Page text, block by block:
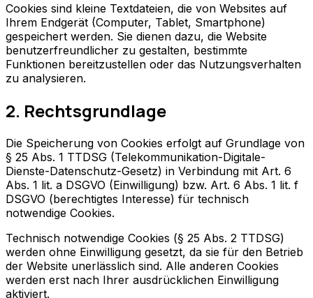
Cookies sind kleine Textdateien, die von Websites auf
Ihrem Endgerät (Computer, Tablet, Smartphone)
gespeichert werden. Sie dienen dazu, die Website
benutzerfreundlicher zu gestalten, bestimmte
Funktionen bereitzustellen oder das Nutzungsverhalten
zu analysieren.
2. Rechtsgrundlage
Die Speicherung von Cookies erfolgt auf Grundlage von
§ 25 Abs. 1 TTDSG (Telekommunikation-Digitale-
Dienste-Datenschutz-Gesetz) in Verbindung mit Art. 6
Abs. 1 lit. a DSGVO (Einwilligung) bzw. Art. 6 Abs. 1 lit. f
DSGVO (berechtigtes Interesse) für technisch
notwendige Cookies.
Technisch notwendige Cookies (§ 25 Abs. 2 TTDSG)
werden ohne Einwilligung gesetzt, da sie für den Betrieb
der Website unerlässlich sind. Alle anderen Cookies
werden erst nach Ihrer ausdrücklichen Einwilligung
aktiviert.